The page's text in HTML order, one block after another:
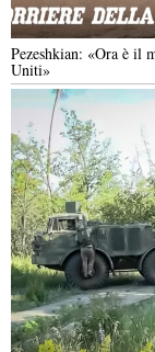
Pezeshkian: «Ora è il
Uniti»